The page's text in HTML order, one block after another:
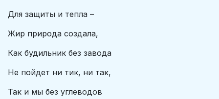
Для защиты и тепла –
Жир природа создала,
Как будильник без завода
Не пойдет ни тик, ни так,
Так и мы без углеводов